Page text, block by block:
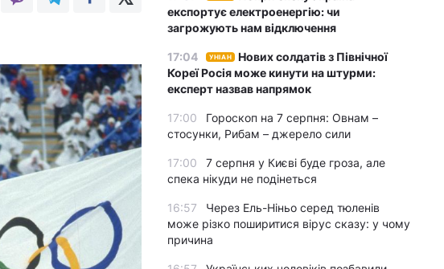
експортує електроенергію: чи
загрожують нам відключення
17:04 УНІАН
Нових солдатів з Північної
Кореї Росія може кинути на штурми:
експерт назвав напрямок
17:00
Гороскоп на 7 серпня: Овнам –
стосунки, Рибам – джерело сили
17:00
7 серпня у Києві буде гроза, але
спека нікуди не подінеться
16:57
Через Ель-Ніньо серед тюленів
може різко поширитися вірус сказу: у чому
причина